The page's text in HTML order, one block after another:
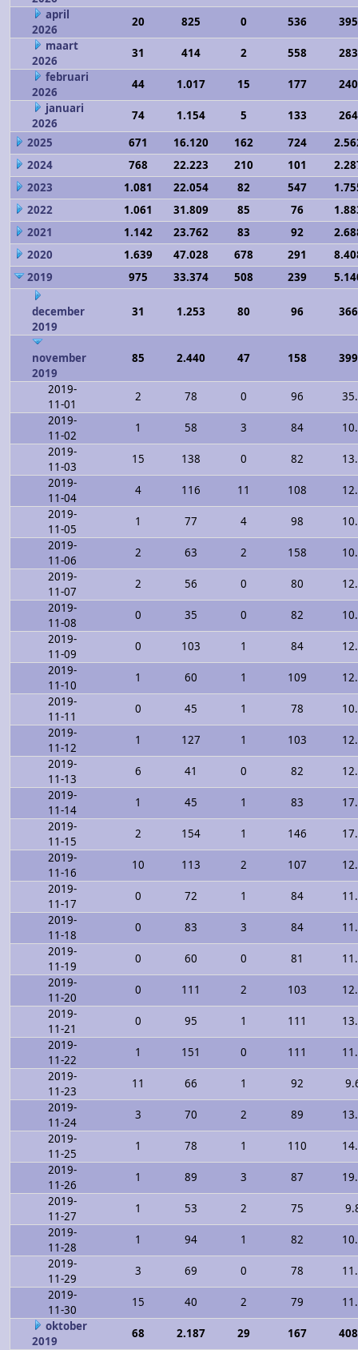
april
2026
20 825 0 536
maart
2026
31 414 2 558
februari
2026
44 1.017 15 177
januari
2026
74 1.154 5 133
2025
671 16.120 162 724
2024
768 22.223 210 101
2023
1.081 22.054 82 547
2022
1.061 31.809 85 76
2021
1.142 23.762 83 92
2020
1.639 47.028 678 291
2019
975 33.374 508 239
december
2019
31 1.253 80 96
november
2019
85 2.440 47 158
2019-
11-01
2 78 0 96
2019-
11-02
1 58 3 84
2019-
11-03
15 138 0 82
2019-
11-04
4 116 11 108
2019-
11-05
1 77 4 98
2019-
11-06
2 63 2 158
2019-
11-07
2 56 0 80
2019-
11-08
0 35 0 82
2019-
11-09
0 103 1 84
2019-
11-10
1 60 1 109
2019-
11-11
0 45 1 78
2019-
11-12
1 127 1 103
2019-
11-13
6 41 0 82
2019-
11-14
1 45 1 83
2019-
11-15
2 154 1 146
2019-
11-16
10 113 2 107
2019-
11-17
0 72 1 84
2019-
11-18
0 83 3 84
2019-
11-19
0 60 0 81
2019-
11-20
0 111 2 103
2019-
11-21
0 95 1 111
2019-
11-22
1 151 0 111
2019-
11-23
11 66 1 92
2019-
11-24
3 70 2 89
2019-
11-25
1 78 1 110
2019-
11-26
1 89 3 87
2019-
11-27
1 53 2 75
2019-
11-28
1 94 1 82
2019-
11-29
3 69 0 78
2019-
11-30
15 40 2 79
oktober
2019
68 2.187 29 167